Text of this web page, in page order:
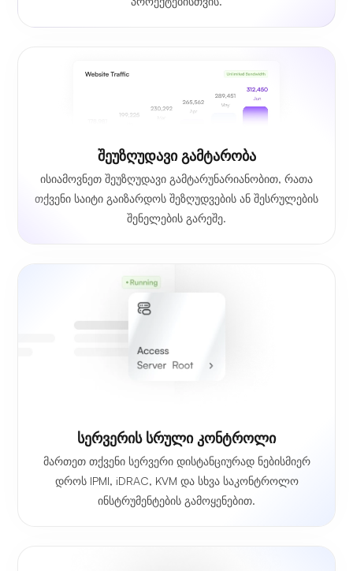
Შეუზღუდავი Გამტარობა
ისიამოვნეთ შეუზღუდავი გამტარუნარიანობით, რათა
თქვენი საიტი გაიზარდოს შეზღუდვების ან შესრულების
შენელების გარეშე.
სერვერის სრული კონტროლი
მართეთ თქვენი სერვერი დისტანციურად ნებისმიერ
დროს IPMI, iDRAC, KVM და სხვა საკონტროლო
ინსტრუმენტების გამოყენებით.